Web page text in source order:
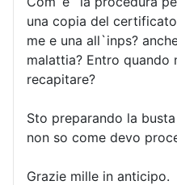
una copia del
me e una all`inps?
malattia? Entro
recapitare?
Sto preparando la
non so come devo
Grazie mille in anticipo.